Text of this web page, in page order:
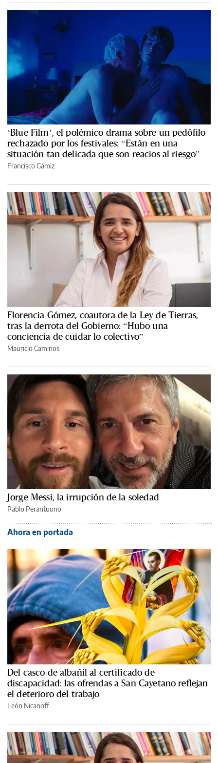
‘Blue Film’, el polémico drama sobre un pedófilo
rechazado por los festivales: “Están en una
situación tan delicada que son reacios al riesgo”
Francisco Gámiz
Florencia Gómez, coautora de la Ley de Tierras,
tras la derrota del Gobierno: “Hubo una
conciencia de cuidar lo colectivo”
Mauricio Caminos
Jorge Messi, la irrupción de la soledad
Pablo Perantuono
Ahora en portada
Del casco de albañil al certificado de
discapacidad: las ofrendas a San Cayetano reflejan
el deterioro del trabajo
León Nicanoff